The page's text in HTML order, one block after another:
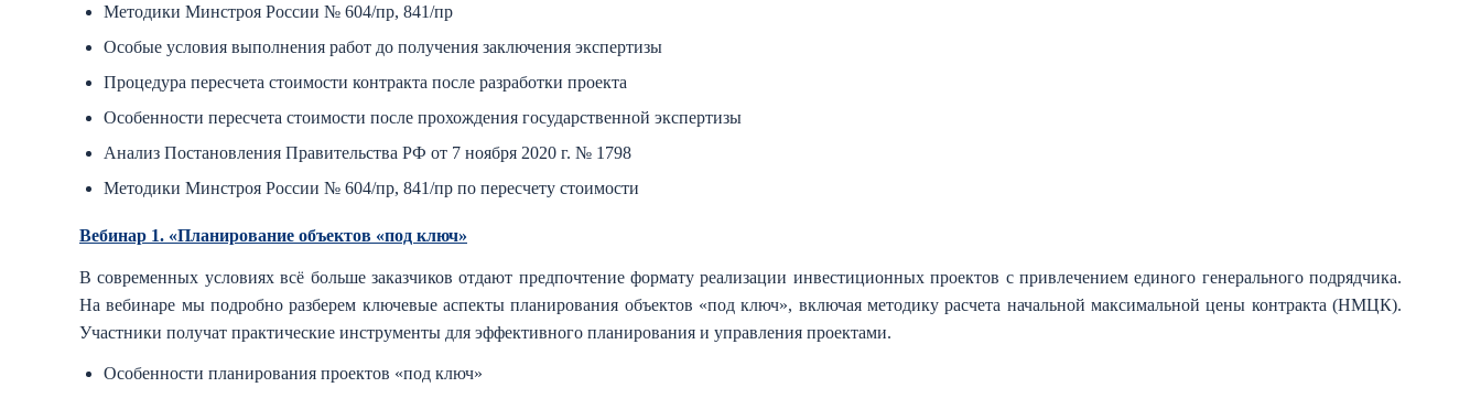
Методики Минстроя России № 604/пр, 841/пр
Особые условия выполнения работ до получения заключения экспертизы
Процедура пересчета стоимости контракта после разработки проекта
Особенности пересчета стоимости после прохождения государственной экспертизы
Анализ Постановления Правительства РФ от 7 ноября 2020 г. № 1798
Методики Минстроя России № 604/пр, 841/пр по пересчету стоимости
Вебинар 1. «Планирование объектов «под ключ»
В современных условиях всё больше заказчиков отдают предпочтение формату реализации инвестиционных проектов с привлечением единого генерального подрядчика.
На вебинаре мы подробно разберем ключевые аспекты планирования объектов «под ключ», включая методику расчета начальной максимальной цены контракта (НМЦК).
Участники получат практические инструменты для эффективного планирования и управления проектами.
Особенности планирования проектов «под ключ»